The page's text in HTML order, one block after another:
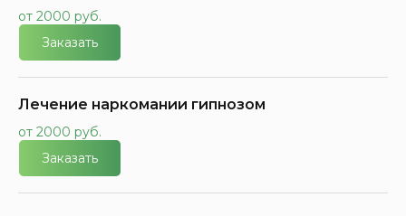
от 2000 руб.
Заказать
Лечение наркомании гипнозом
от 2000 руб.
Заказать